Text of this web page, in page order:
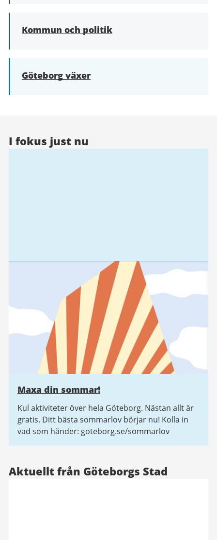
Kommun och politik
Göteborg växer
I fokus just nu
Maxa din sommar!
Kul aktiviteter över hela Göteborg. Nästan allt är
gratis. Ditt bästa sommarlov börjar nu! Kolla in
vad som händer: goteborg.se/sommarlov
Aktuellt från Göteborgs Stad